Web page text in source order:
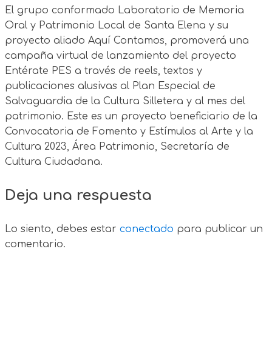
El grupo conformado Laboratorio de Memoria
Oral y Patrimonio Local de Santa Elena y su
proyecto aliado Aquí Contamos, promoverá una
campaña virtual de lanzamiento del proyecto
Entérate PES a través de reels, textos y
publicaciones alusivas al Plan Especial de
Salvaguardia de la Cultura Silletera y al mes del
patrimonio. Este es un proyecto beneficiario de la
Convocatoria de Fomento y Estímulos al Arte y la
Cultura 2023, Área Patrimonio, Secretaría de
Cultura Ciudadana.
Deja una respuesta
Lo siento, debes estar conectado para publicar un
comentario.